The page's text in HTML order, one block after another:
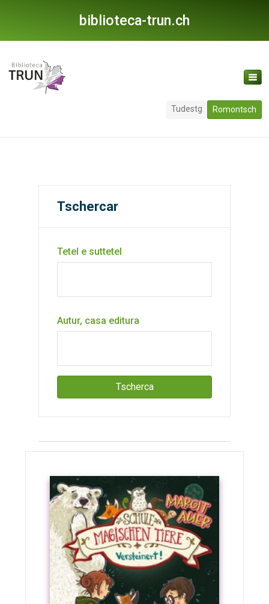
biblioteca-trun.ch
Tudestg Romontsch
Tschercar
Tetel e suttetel
Autur, casa editura
Tscherca